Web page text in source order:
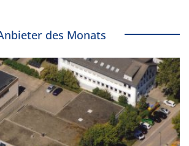
des Monats